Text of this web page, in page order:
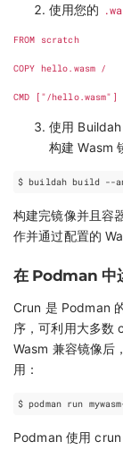
使用您的
FROM scratch
COPY hello.wasm /
CMD [ "/hello.wasm" ]
使用
构建 Wasm
$ buildah build --
构建完镜像并且容
作并通过配置的
在 Podman 中
Crun 是 Podman
序，可利用大多数
Wasm 兼容镜像后
用：
Podman 使用